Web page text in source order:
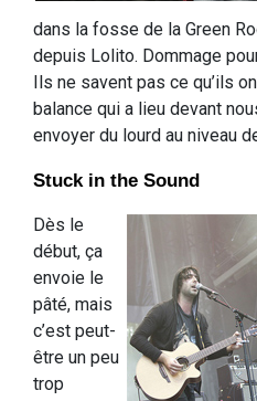
dans la fosse de la Green
depuis Lolito. Dommage
Ils ne savent pas ce qu’ils
balance qui a lieu devant
envoyer du lourd au niveau
Stuck in the Sound
Dès le
début, ça
envoie le
pâté, mais
c’est peut-
être un peu
trop